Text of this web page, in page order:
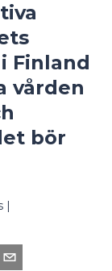
Finland
vården
bör
|